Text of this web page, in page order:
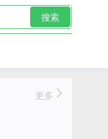
搜索
更多